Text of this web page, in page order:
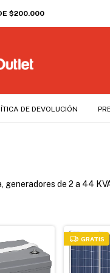
$200.000
DE DEVOLUCIÓN
generadores de 2 a 44
GRATIS